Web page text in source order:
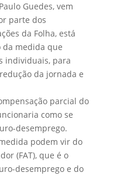
Guedes, vem
parte dos
da Folha, está
da medida que
individuais, para
da jornada e
parcial do
como se
desemprego.
podem vir do
(FAT), que é o
desemprego e do